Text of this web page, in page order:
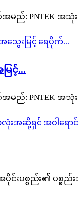
PNTEK အသုံးပ
ြင့်...
PNTEK အသုံးပ
င်းပစ္စည်း၏ ပစ္စ